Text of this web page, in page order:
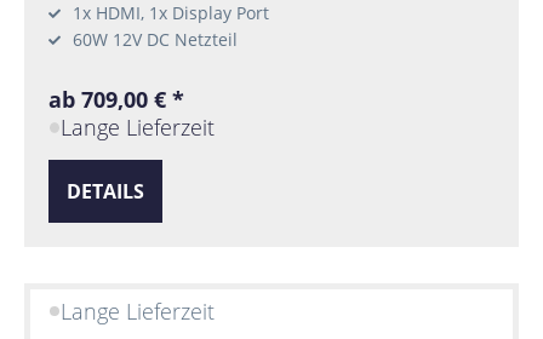
1x HDMI, 1x Display Port
60W 12V DC Netzteil
ab 709,00 € *
Lange Lieferzeit
DETAILS
Lange Lieferzeit